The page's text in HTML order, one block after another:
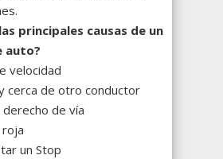
principales causas de un
auto?
velocidad
cerca de otro conductor
de vía
roja
un Stop